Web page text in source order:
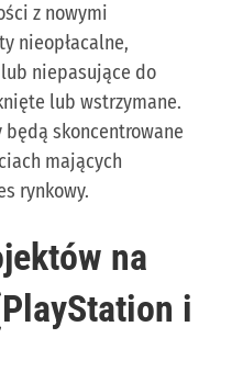
z nowymi
nieopłacalne,
niepasujące do
lub wstrzymane.
skoncentrowane
mających
rynkowy.
na
i